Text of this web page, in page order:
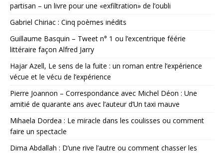
partisan – un livre pour une «exfiltration» de l’oubli
Gabriel Chiriac : Cinq poèmes inédits
Guillaume Basquin – Tweet n° 1 ou l’excentrique féérie
littéraire façon Alfred Jarry
Hajar Azell, Le sens de la fuite : un roman entre l’expérience
vécue et le vécu de l’expérience
Pierre Joannon – Correspondance avec Michel Déon : Une
amitié de quarante ans avec l’auteur d’Un taxi mauve
Mihaela Dordea : Le miracle dans les coulisses ou comment
faire un spectacle
Dima Abdallah : D’une rive l’autre ou comment chasser les